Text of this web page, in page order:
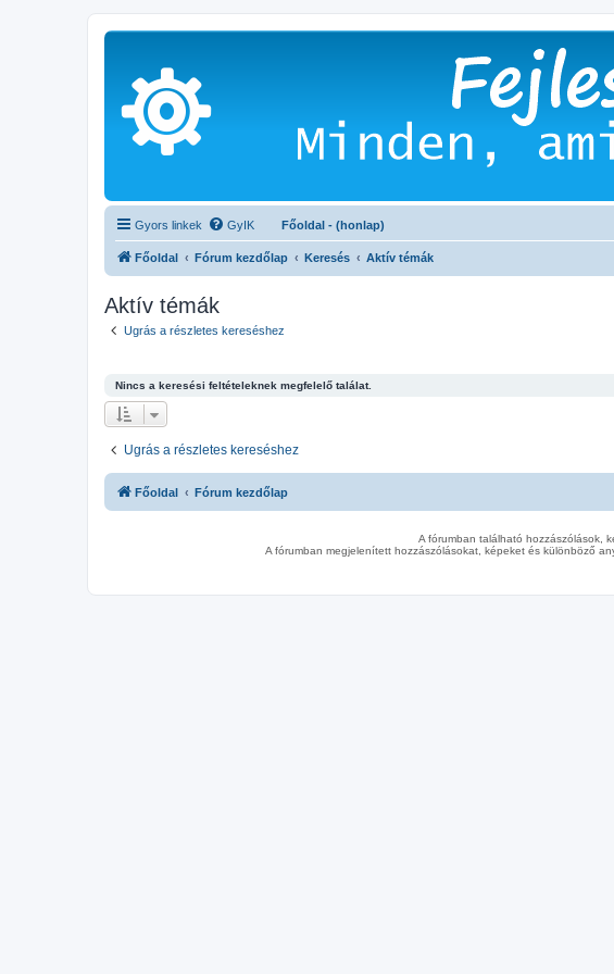
Gyors linkek GyIK Főoldal - (honlap)
Főoldal Fórum kezdőlap Keresés Aktív témák
Aktív témák
Ugrás a részletes kereséshez
Nincs a keresési feltételeknek megfelelő találat.
Ugrás a részletes kereséshez
Főoldal Fórum kezdőlap
A fórumban található hozzászólások,
A fórumban megjelenített hozzászólásokat, képeket és különböző